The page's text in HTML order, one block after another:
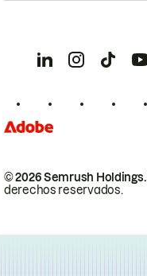
© 2026 Semrush Holdings.
derechos reservados.